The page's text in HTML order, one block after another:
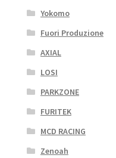
Yokomo
Fuori Produzione
AXIAL
LOSI
PARKZONE
FURITEK
MCD RACING
Zenoah